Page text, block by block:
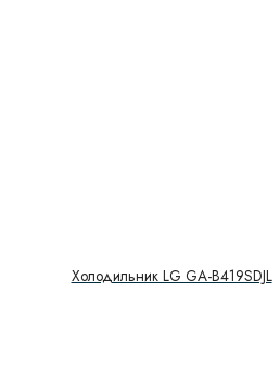
Холодильник LG GA-B419SDJL